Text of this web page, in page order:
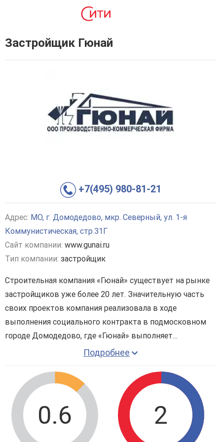
Застройщик Гюнай
+7(495) 980-81-21
Адрес: МО, г. Домодедово, мкр. Северный, ул. 1-я
Коммунистическая, стр.31Г
Сайт компании: www.gunai.ru
Тип компании: застройщик
Строительная компания «Гюнай» существует на рынке
застройщиков уже более 20 лет. Значительную часть
своих проектов компания реализовала в ходе
выполнения социального контракта в подмосковном
городе Домодедово, где «Гюнай» выполняет
реконструкцию целого микрорайона.
десяти жилых домов в Домодедово, еще два дома
компания «Гюнай» планирует сдать в начале 2020 года
– ЖК «на улице Гагарина, 19, 63» и ЖК «на улице
Текстильщиков», где сейчас еще идут продажи квартир.
Подробнее
0.6 2